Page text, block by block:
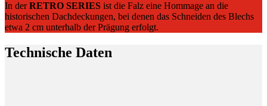
In derRETRO SERIES ist die Falz eine Hommage an die
historischen Dachdeckungen, bei denen das Schneiden des Blechs
etwa 2 cm unterhalb der Prägung erfolgt.
Technische Daten